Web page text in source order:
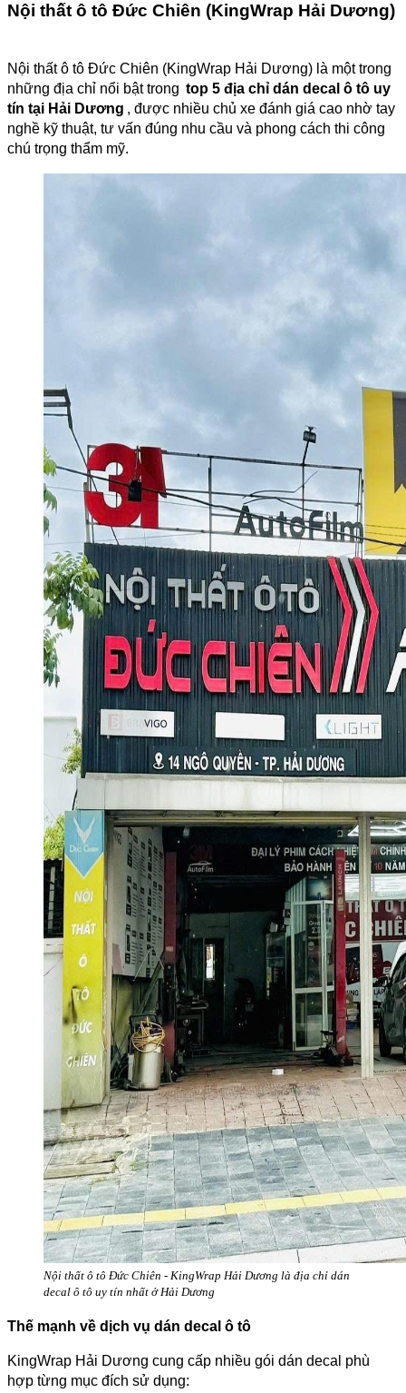
Nội thất ô tô Đức Chiên (KingWrap Hải Dương)
Nội thất ô tô Đức Chiên (KingWrap Hải Dương) là một trong
những địa chỉ nổi bật trong top 5 địa chỉ dán decal ô tô uy
tín tại Hải Dương , được nhiều chủ xe đánh giá cao nhờ tay
nghề kỹ thuật, tư vấn đúng nhu cầu và phong cách thi công
chú trọng thẩm mỹ.
Nội thất ô tô Đức Chiên - KingWrap Hải Dương là địa chỉ dán
decal ô tô uy tín nhất ở Hải Dương
Thế mạnh về dịch vụ dán decal ô tô
KingWrap Hải Dương cung cấp nhiều gói dán decal phù
hợp từng mục đích sử dụng: